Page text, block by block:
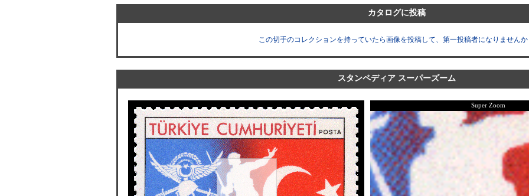
カタログに投稿
この切手のコレクションを持っていたら画像を投稿して、第一投稿者になりません
スタンペディア スーパーズーム